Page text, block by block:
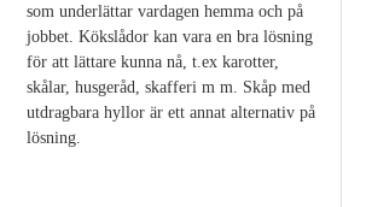
som underlättar vardagen hemma och på
jobbet. Kökslådor kan vara en bra lösning
för att lättare kunna nå, t.ex karotter,
skålar, husgeråd, skafferi m m. Skåp med
utdragbara hyllor är ett annat alternativ på
lösning.